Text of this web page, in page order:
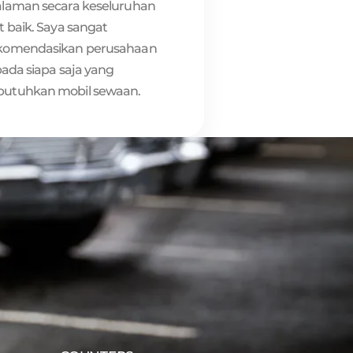
secara keseluruhan
baik. Saya sangat
perusahaan
siapa saja yang
mobil sewaan.